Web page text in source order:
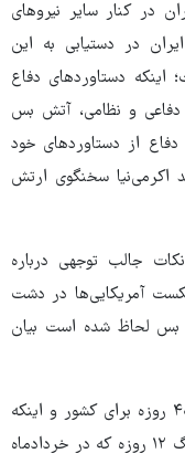
در کنار سایر نیروهای
در دستیابی به این
اینکه دستاوردهای دفاع
و نظامی، آتش بس
از دستاوردهای خود
اکرمی‌نیا سخنگوی ارتش
جالب توجهی درباره
آمریکایی‌ها در دشت
بس لحاظ شده است بیان
سرتیپ اکرمی‌نیا درباره درس‌های جنگ ۱۲ و ۴۰ روزه برای کشور و اینکه
آیا دشمن به اهدافش رسید؟ گفت: چه در جنگ ۱۲ روزه که در خردادماه